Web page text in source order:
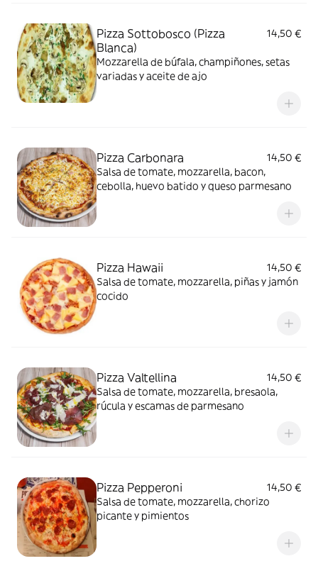
Pizza Sottobosco (Pizza
Blanca)
14,50 €
Mozzarella de búfala, champiñones, setas
variadas y aceite de ajo
Pizza Carbonara
14,50 €
Salsa de tomate, mozzarella, bacon,
cebolla, huevo batido y queso parmesano
Pizza Hawaii
14,50 €
Salsa de tomate, mozzarella, piñas y jamón
cocido
Pizza Valtellina
14,50 €
Salsa de tomate, mozzarella, bresaola,
rúcula y escamas de parmesano
Pizza Pepperoni
14,50 €
Salsa de tomate, mozzarella, chorizo
picante y pimientos